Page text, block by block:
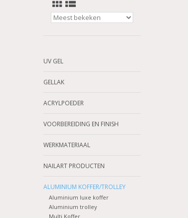
UV GEL
GELLAK
ACRYLPOEDER
VOORBEREIDING EN FINISH
WERKMATERIAAL
NAILART PRODUCTEN
ALUMINIUM KOFFER/TROLLEY
Aluminium luxe koffer
Aluminium trolley
Multi Koffer